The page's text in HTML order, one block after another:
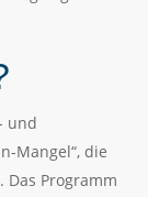
und
Mangel“, die
Programm